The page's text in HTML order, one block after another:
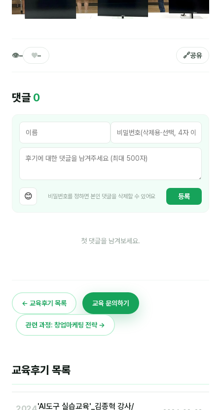
김휘
Maria
박혜랑
오미영
윤석현
이상미
조안나
진나하
👁– ♥– 🔗공유
댓글 0
😊 비밀번호를 정하면 본인 댓글을 삭제할 수 있어요 등록
첫 댓글을 남겨보세요.
← 교육후기 목록 교육 문의하기
관련 과정: 창업마케팅 전략 →
교육후기 목록
'AI도구 실습교육'_김종혁 강사/